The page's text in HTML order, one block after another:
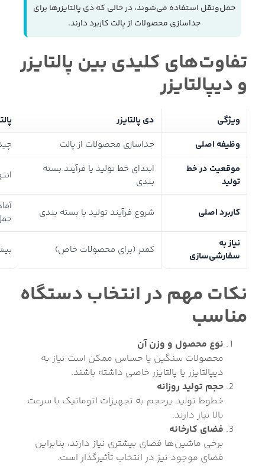
حمل‌ونقل استفاده می‌شوند، در حالی که دی پالتایزرها برای
جداسازی محصولات از پالت کاربرد دارند.
تفاوت‌های کلیدی بین پالتایزر
و دیپالتایزر
ویژگی دی پالتایزر
وظیفه اصلی
جداسازی محصولات از پالت
موقعیت در خط
تولید
ابتدای خط تولید یا فرآیند بسته
بندی
کاربرد اصلی شروع فرآیند تولید یا بسته بندی
نیاز به
سفارشی‌سازی
کمتر (برای محصولات خاص)
نکات مهم در انتخاب دستگاه
مناسب
نوع محصول و وزن آن
محصولات سنگین یا حساس ممکن است نیاز به
دیپالتایزر یا پالتایزر خاصی داشته باشند.
حجم تولید روزانه
خطوط تولید پرحجم به تجهیزات اتوماتیک با سرعت
بالا نیاز دارند.
فضای کارخانه
برخی ماشین‌ها فضای بیشتری نیاز دارند، بنابراین
فضای موجود نیز در انتخاب تأثیرگذار است.